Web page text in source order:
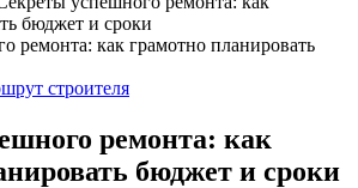
бюджет и сроки
строителя
ремонта: как
бюджет и сроки